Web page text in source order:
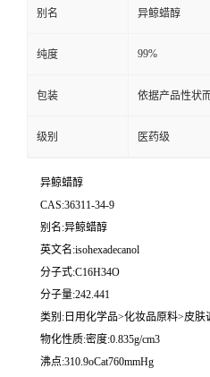
别名 异鲸蜡醇
纯度 99%
包装 依据产品性状
级别 医药级
异鲸蜡醇
CAS:36311-34-9
别名:异鲸蜡醇
英文名:isohexadecanol
分子式:C16H34O
分子量:242.441
类别:日用化学品>化妆品原料>皮肤
物化性质:密度:0.835g/cm3
沸点:310.9oCat760mmHg